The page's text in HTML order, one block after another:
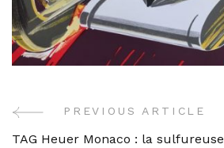
Post
PREVIOUS ARTICLE
TAG Heuer Monaco : la sulfureuse